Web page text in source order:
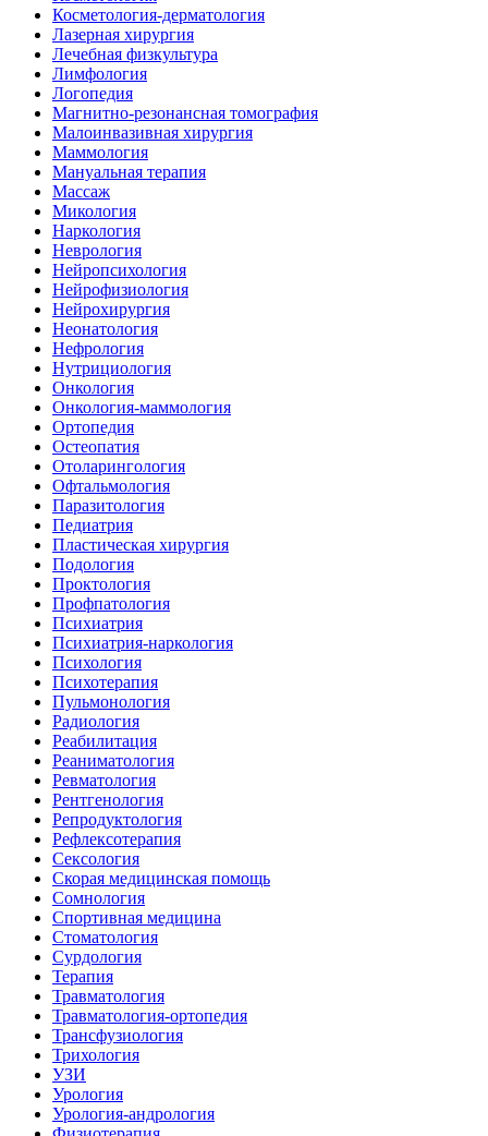
Косметология-дерматология
Лазерная хирургия
Лечебная физкультура
Лимфология
Логопедия
Магнитно-резонансная томография
Малоинвазивная хирургия
Маммология
Мануальная терапия
Массаж
Микология
Наркология
Неврология
Нейропсихология
Нейрофизиология
Нейрохирургия
Неонатология
Нефрология
Нутрициология
Онкология
Онкология-маммология
Ортопедия
Остеопатия
Отоларингология
Офтальмология
Паразитология
Педиатрия
Пластическая хирургия
Подология
Проктология
Профпатология
Психиатрия
Психиатрия-наркология
Психология
Психотерапия
Пульмонология
Радиология
Реабилитация
Реаниматология
Ревматология
Рентгенология
Репродуктология
Рефлексотерапия
Сексология
Скорая медицинская помощь
Сомнология
Спортивная медицина
Стоматология
Сурдология
Терапия
Травматология
Травматология-ортопедия
Трансфузиология
Трихология
УЗИ
Урология
Урология-андрология